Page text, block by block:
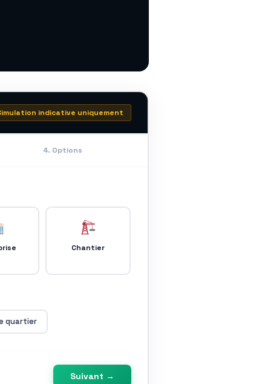
indicative uniquement
4. Options
Chantier
quartier
Suivant →